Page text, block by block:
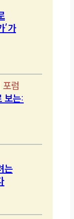
’가
럼
보는:
는